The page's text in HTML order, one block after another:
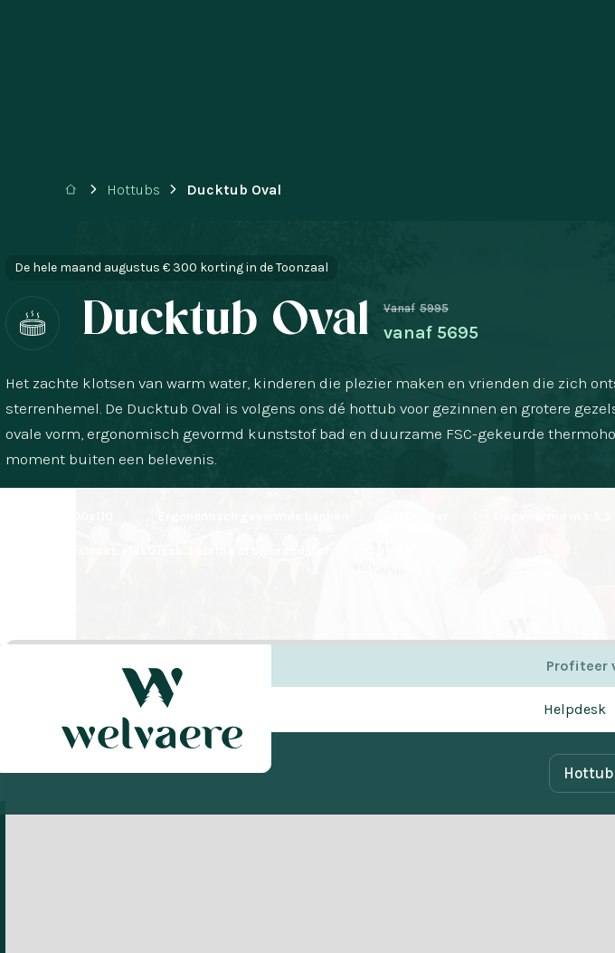
Profiteer
Helpdesk
Hottubs Ducktub Oval
De hele maand augustus € 300 korting in de Toonzaal
Ducktub Oval Vanaf 5995
vanaf 5695
Het zachte klotsen van warm water, kinderen die plezier maken en vrienden die zich
sterrenhemel. De Ducktub Oval is volgens ons dé hottub voor gezinnen en grotere
ovale vorm, ergonomisch gevormd kunststof bad en duurzame FSC-gekeurde
moment buiten een belevenis.